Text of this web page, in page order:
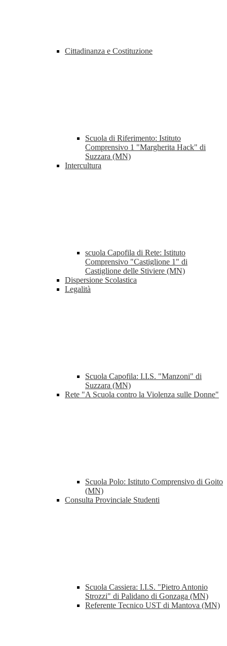
Cittadinanza e Costituzione
Scuola di Riferimento: Istituto
Comprensivo 1 "Margherita Hack" di
Suzzara (MN)
Intercultura
scuola Capofila di Rete: Istituto
Comprensivo "Castiglione 1" di
Castiglione delle Stiviere (MN)
Dispersione Scolastica
Legalità
Scuola Capofila: I.I.S. "Manzoni" di
Suzzara (MN)
Rete "A Scuola contro la Violenza sulle Donne"
Scuola Polo: Istituto Comprensivo di Goito
(MN)
Consulta Provinciale Studenti
Scuola Cassiera: I.I.S. "Pietro Antonio
Strozzi" di Palidano di Gonzaga (MN)
Referente Tecnico UST di Mantova (MN)